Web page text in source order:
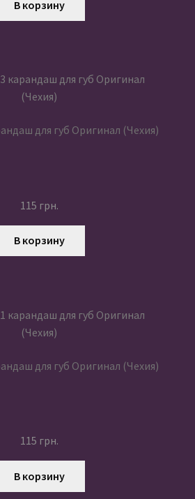
В корзину
для губ Оригинал (Чехия)
115 грн.
В корзину
для губ Оригинал (Чехия)
115 грн.
В корзину